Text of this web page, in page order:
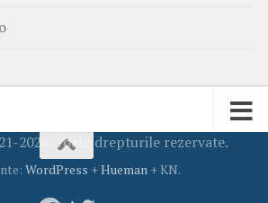
2026. Toate drepturile rezervate.
WordPress +Hueman + KN.